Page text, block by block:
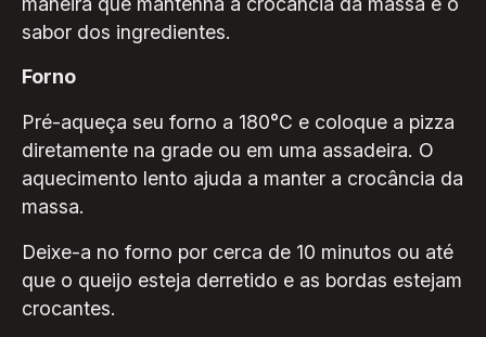
sabor dos ingredientes.
Forno
Pré-aqueça seu forno a 180°C e coloque a pizza
diretamente na grade ou em uma assadeira. O
aquecimento lento ajuda a manter a crocância da
massa.
Deixe-a no forno por cerca de 10 minutos ou até
que o queijo esteja derretido e as bordas estejam
crocantes.